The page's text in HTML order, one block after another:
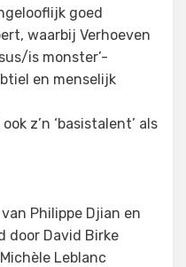
goed
waarbij Verhoeven
is monster’-
en menselijk
z’n ‘basistalent’ als
van Philippe Djian en
door David Birke
Leblanc